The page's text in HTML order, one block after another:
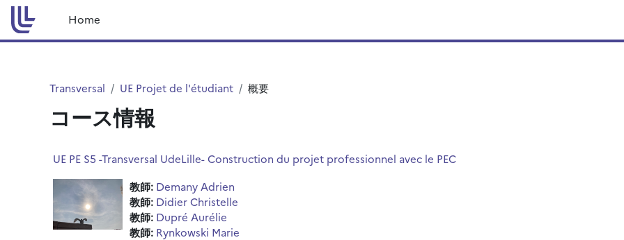
メインコンテンツへスキップする
Home
Transversal UE Projet de l'étudiant 概要
コース情報
UE PE S5 -Transversal UdeLille- Construction du projet professionnel avec le PEC
教師: Demany Adrien
教師: Didier Christelle
教師: Dupré Aurélie
教師: Rynkowski Marie